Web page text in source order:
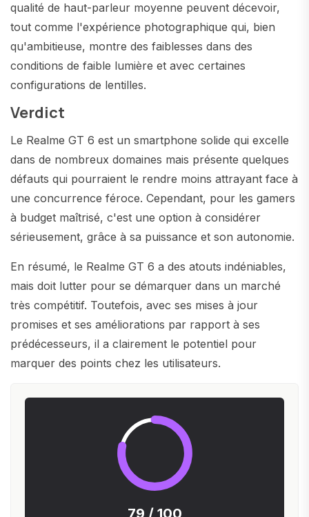
qualité de haut-parleur moyenne peuvent décevoir,
tout comme l'expérience photographique qui, bien
qu'ambitieuse, montre des faiblesses dans des
conditions de faible lumière et avec certaines
configurations de lentilles.
Verdict
Le Realme GT 6 est un smartphone solide qui excelle
dans de nombreux domaines mais présente quelques
défauts qui pourraient le rendre moins attrayant face à
une concurrence féroce. Cependant, pour les gamers
à budget maîtrisé, c'est une option à considérer
sérieusement, grâce à sa puissance et son autonomie.
En résumé, le Realme GT 6 a des atouts indéniables,
mais doit lutter pour se démarquer dans un marché
très compétitif. Toutefois, avec ses mises à jour
promises et ses améliorations par rapport à ses
prédécesseurs, il a clairement le potentiel pour
marquer des points chez les utilisateurs.
79 / 100